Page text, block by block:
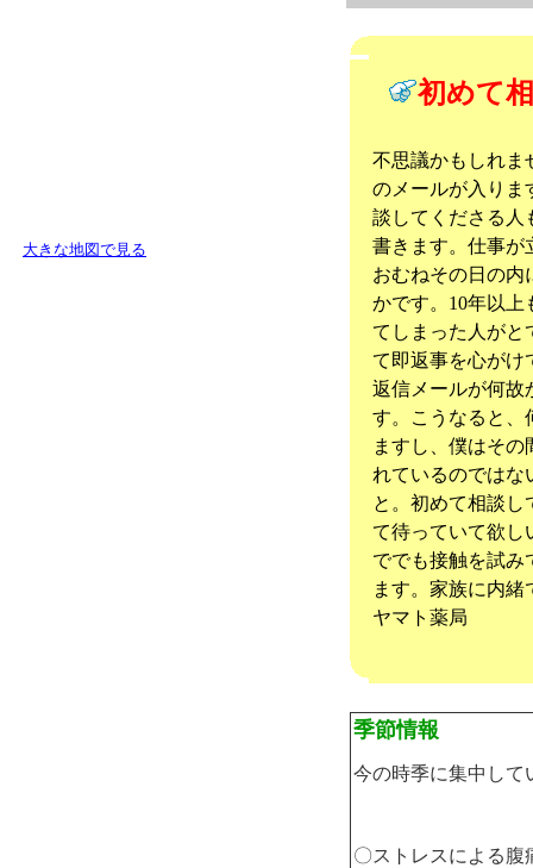
大きな地図で見る
初めて
不思議かもしれま
のメールが入りま
談してくださる人
書きます。仕事が
おむねその日の内
かです。 10年以上
てしまった人がと
て即返事を心がけ
返信メールが何故
す。こうなると、
ますし、僕はそ
れているのではな
と。初めて相談
て待っていて欲し
ででも接触を試み
ます。家族に内
ヤマト薬局
季節情報
今の時季に集中して
〇ストレスによる腹